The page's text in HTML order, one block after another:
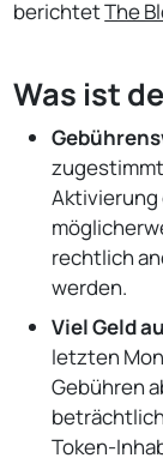
berichtetThe
Was ist
rechtlich
werden.
Viel Geld
letzten
Gebühren
Token-